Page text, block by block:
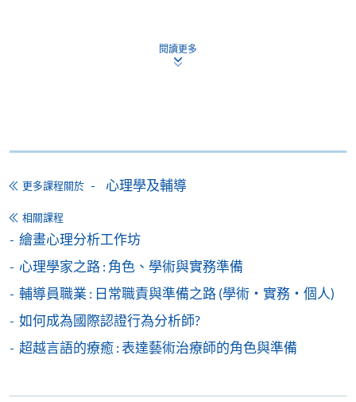
家長/監護人同意書
申請人如報讀兩個課程或以上，請細閱各個課程的上
備註
學費及學額不得轉讓他人。一經取錄，學生不得用
對特殊情況，可酌情處理。轉讀申請一經批准，學
生須要付港幣120元手續費。
學院在收妥費用後，會向申請人發出付款收據，惟
郵寄付款收據如若遺失，學院概不負責。
付款收據只發一次。申請額外付款證明的收費為每
張港幣30元。請以劃線支票支付，抬頭註明「香
港大學專業進修學院」，並連同貼上郵票的回郵信
閱讀更多
更多課程關於 心理學及輔導
相關課程
繪畫心理分析工作坊
心理學家之路 : 角色、學術與實務準備
輔導員職業 : 日常職責與準備之路 (學術・實務・個人)
如何成為國際認證行為分析師?
超越言語的療癒 : 表達藝術治療師的角色與準備